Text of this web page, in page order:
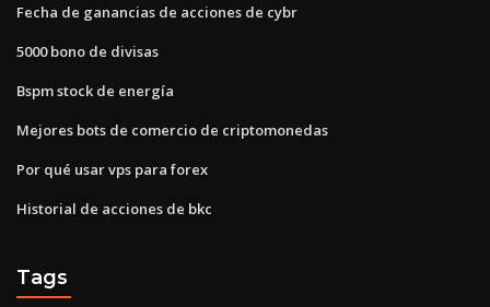
Fecha de ganancias de acciones de cybr
5000 bono de divisas
Bspm stock de energía
Mejores bots de comercio de criptomonedas
Por qué usar vps para forex
Historial de acciones de bkc
Tags